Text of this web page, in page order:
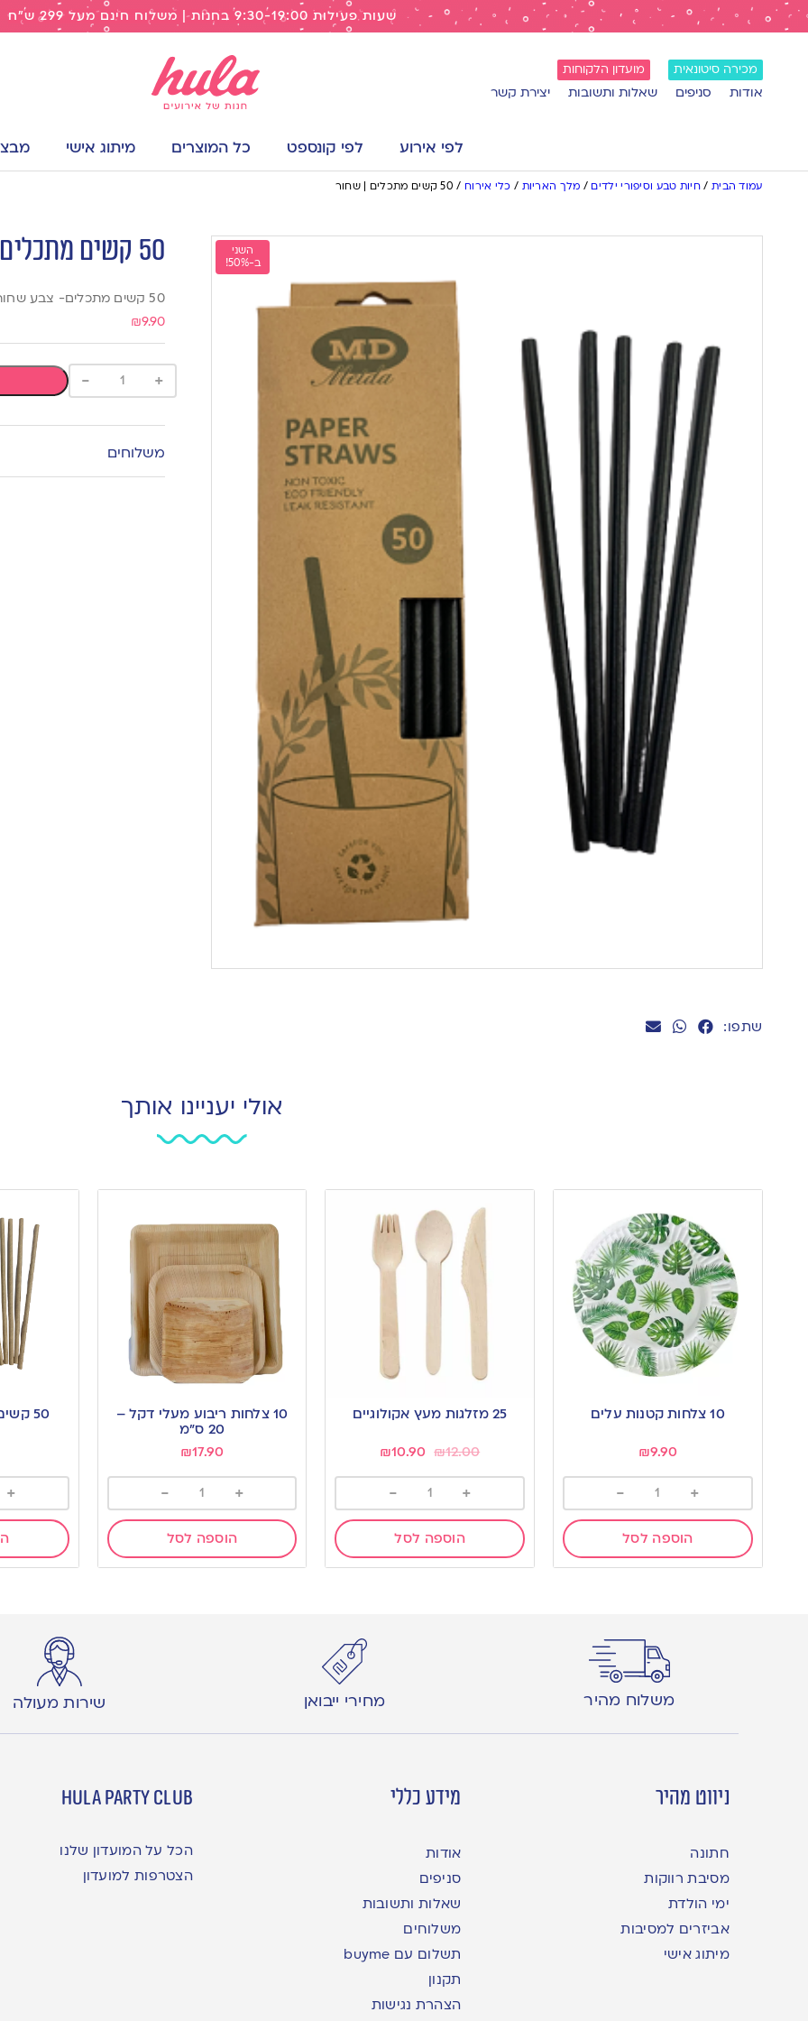
שעות פעילות 9:30-19:00 בחנות | משלוח חינם מעל 299 ש"ח
מכירה סיטונאית מועדון הלקוחות
אודות סניפים שאלות ותשובות יצירת קשר
לפי אירוע לפי קונספט כל המוצרים מיתוג אישי
עמוד הבית / חיות טבע וסיפורי ילדים / מלך האריות / כלי אירוח / 50 קשים מתכלים | שחור
השני
ב-50%!
שתפו:
50 קשים מתכלים | שחור
50 קשים מתכלים- צבע שחור
₪9.90
+
-
משלוחים
אולי יעניינו אותך
10 צלחות קטנות עלים
₪9.90
+
-
הוספה לסל
25 מזלגות מעץ אקולוגיים
₪12.00
₪10.90
+
-
הוספה לסל
10 צלחות ריבוע מעלי דקל –
20 ס”מ
₪17.90
+
-
הוספה לסל
50 קשים מתכלים | טבעי
+
משלוח מהיר מחירי ייבואן שירות מעולה
ניווט מהיר
חתונה
מסיבת רווקות
ימי הולדת
אביזרים למסיבות
מיתוג אישי
מידע כללי
אודות
סניפים
שאלות ותשובות
משלוחים
תשלום עם buyme
תקנון
הצהרת נגישות
hula party club
הכל על המועדון שלנו
הצטרפות למועדון